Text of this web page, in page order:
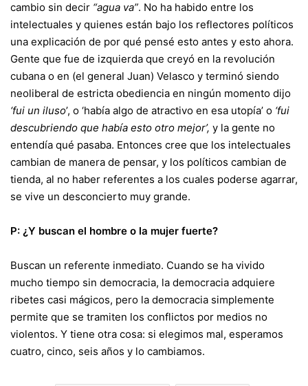
cambio sin decir “agua va”. No ha habido entre los
intelectuales y quienes están bajo los reflectores políticos
una explicación de por qué pensé esto antes y esto ahora.
Gente que fue de izquierda que creyó en la revolución
cubana o en (el general Juan) Velasco y terminó siendo
neoliberal de estricta obediencia en ningún momento dijo
‘fui un iluso’, o ‘había algo de atractivo en esa utopía’ o ‘fui
descubriendo que había esto otro mejor’, y la gente no
entendía qué pasaba. Entonces cree que los intelectuales
cambian de manera de pensar, y los políticos cambian de
tienda, al no haber referentes a los cuales poderse agarrar,
se vive un desconcierto muy grande.
P: ¿Y buscan el hombre o la mujer fuerte?
Buscan un referente inmediato. Cuando se ha vivido
mucho tiempo sin democracia, la democracia adquiere
ribetes casi mágicos, pero la democracia simplemente
permite que se tramiten los conflictos por medios no
violentos. Y tiene otra cosa: si elegimos mal, esperamos
cuatro, cinco, seis años y lo cambiamos.